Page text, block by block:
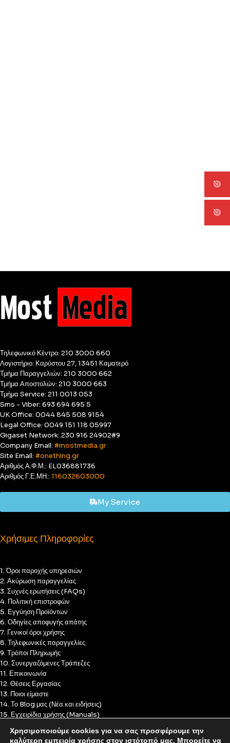
Τηλεφωνικό Κέντρο: 210 3000 660
Λογιστήριο: Καρύστου 27, 13451 Καματερό
Τμήμα Παραγγελιών: 210 3000 662
Τμήμα Αποστολών: 210 3000 663
Τμήμα Service: 211 0013 053
Sms - Viber: 693 694 695 5
UK Office: 0044 845 508 9154
Legal Office: 0049 151 118 05997
Gigaset Network: 230 916 24902#9
Company Email: #mostmedia.gr
Site Email: #onething.gr
Αριθμός Α.Φ.Μ.: EL036881736
Αριθμός Γ.Ε.ΜΗ.: 116032603000
My Service
Χρήσιμες Πληροφορίες
1. Όροι παροχής υπηρεσιών
2. Ακύρωση παραγγελίας
3. Συχνές ερωτήσεις (FAQs)
4. Πολιτική επιστροφών
5. Εγγύηση Προϊόντων
6. Οδηγίες αποφυγής απάτης
7. Γενικοί όροι χρήσης
8. Τηλεφωνικές παραγγελίες
9. Τρόποι Πληρωμής
10. Συνεργαζόμενες Τράπεζες
11. Επικοινωνία
12. Θέσεις Εργασίας
13. Ποιοι είμαστε
14. Το Blog μας (Νέα και ειδήσεις)
15. Εγχειρίδια χρήσης (Manuals)
17. Πολιτική Cookies
Χρησιμοποιούμε cookies για να σας προσφέρουμε την
καλύτερη εμπειρία χρήσης στον ιστότοπό μας. Μπορείτε να